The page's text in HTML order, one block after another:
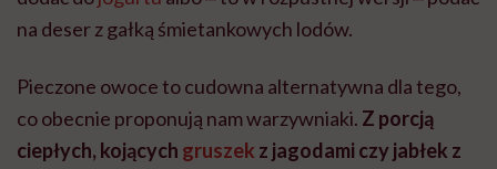
na deser z gałką śmietankowych lodów.
Pieczone owoce to cudowna alternatywna dla tego,
co obecnie proponują nam warzywniaki. Z porcją
ciepłych, kojących gruszek z jagodami czy jabłek z